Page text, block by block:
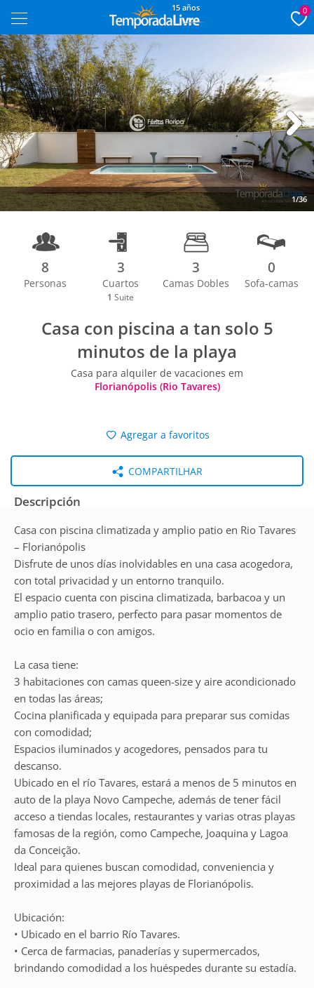
15 años 0
1/36
Next
8
Personas
3
Cuartos
1 Suite
3
Camas Dobles
0
Sofa-camas
Casa con piscina a tan solo 5
minutos de la playa
Casa para alquiler de vacaciones em
Florianópolis (Rio Tavares)
Agregar a favoritos
COMPARTILHAR
Descripción
Casa con piscina climatizada y amplio patio en Rio Tavares
– Florianópolis
Disfrute de unos días inolvidables en una casa acogedora,
con total privacidad y un entorno tranquilo.
El espacio cuenta con piscina climatizada, barbacoa y un
amplio patio trasero, perfecto para pasar momentos de
ocio en familia o con amigos.
La casa tiene:
3 habitaciones con camas queen-size y aire acondicionado
en todas las áreas;
Cocina planificada y equipada para preparar sus comidas
con comodidad;
Espacios iluminados y acogedores, pensados para tu
descanso.
Ubicado en el río Tavares, estará a menos de 5 minutos en
auto de la playa Novo Campeche, además de tener fácil
acceso a tiendas locales, restaurantes y varias otras playas
famosas de la región, como Campeche, Joaquina y Lagoa
da Conceição.
Ideal para quienes buscan comodidad, conveniencia y
proximidad a las mejores playas de Florianópolis.
Ubicación:
• Ubicado en el barrio Río Tavares.
• Cerca de farmacias, panaderías y supermercados,
brindando comodidad a los huéspedes durante su estadía.